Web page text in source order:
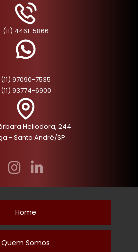
(11) 4461-5866
(11) 97090-7535
(11) 93774-6900
Heliodora, 244
- Santo André/SP
Home
Quem Somos